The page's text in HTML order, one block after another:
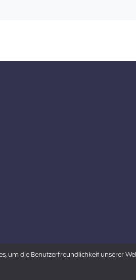
um die Benutzerfreundlichkeit unserer